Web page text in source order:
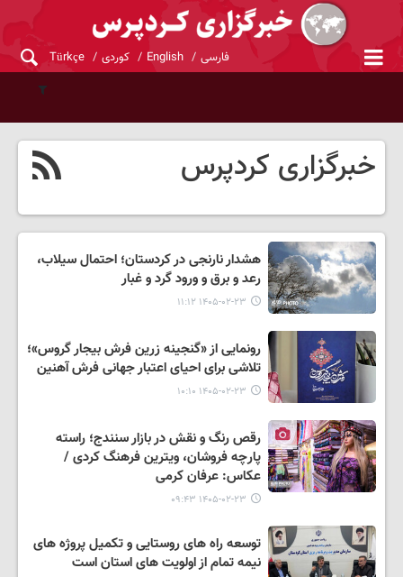
فارسی English کوردی Türkçe
خبرگزاری کردپرس
هشدار نارنجی در کردستان؛ احتمال سیلاب،
رعد و برق و ورود گرد و غبار
۱۴۰۵-۰۲-۲۳ ۱۱:۱۲
رونمایی از «گنجینه زرین فرش بیجار گروس»؛
تلاشی برای احیای اعتبار جهانی فرش آهنین
۱۴۰۵-۰۲-۲۳ ۱۰:۱۰
رقص رنگ و نقش در بازار سنندج؛ راسته
پارچه فروشان، ویترین فرهنگ کردی /
عکاس: عرفان کرمی
۱۴۰۵-۰۲-۲۳ ۰۹:۴۳
توسعه راه های روستایی و تکمیل پروژه های
نیمه تمام از اولویت های استان است